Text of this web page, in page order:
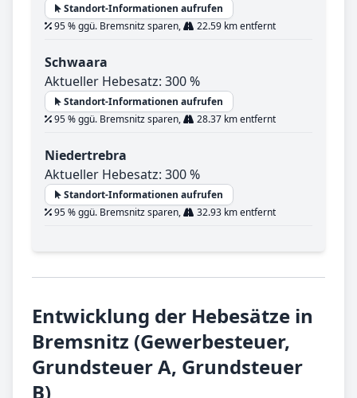
Standort-Informationen aufrufen
95 % ggü. Bremsnitz sparen,
22.59 km entfernt
Schwaara
Aktueller Hebesatz: 300 %
Standort-Informationen aufrufen
95 % ggü. Bremsnitz sparen,
28.37 km entfernt
Niedertrebra
Aktueller Hebesatz: 300 %
Standort-Informationen aufrufen
95 % ggü. Bremsnitz sparen,
32.93 km entfernt
Entwicklung der Hebesätze in
Bremsnitz (Gewerbesteuer,
Grundsteuer A, Grundsteuer
B)